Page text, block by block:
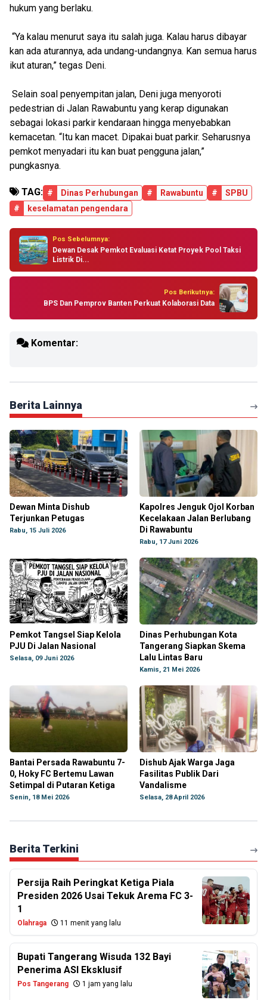
hukum yang berlaku.
“Ya kalau menurut saya itu salah juga. Kalau harus dibayar
kan ada aturannya, ada undang-undangnya. Kan semua harus
ikut aturan,” tegas Deni.
Selain soal penyempitan jalan, Deni juga menyoroti
pedestrian di Jalan Rawabuntu yang kerap digunakan
sebagai lokasi parkir kendaraan hingga menyebabkan
kemacetan. “Itu kan macet. Dipakai buat parkir. Seharusnya
pemkot menyadari itu kan buat pengguna jalan,”
pungkasnya.
TAG: # Dinas Perhubungan # Rawabuntu #
SPBU
#
keselamatan pengendara
Pos Sebelumnya:
Dewan Desak Pemkot Evaluasi Ketat Proyek Pool Taksi
Listrik Di...
Pos Berikutnya:
BPS Dan Pemprov Banten Perkuat Kolaborasi Data
Komentar:
Berita Lainnya
Dewan Minta Dishub
Terjunkan Petugas
Rabu, 15 Juli 2026
Kapolres Jenguk Ojol Korban
Kecelakaan Jalan Berlubang
Di Rawabuntu
Rabu, 17 Juni 2026
Pemkot Tangsel Siap Kelola
PJU Di Jalan Nasional
Selasa, 09 Juni 2026
Dinas Perhubungan Kota
Tangerang Siapkan Skema
Lalu Lintas Baru
Kamis, 21 Mei 2026
Bantai Persada Rawabuntu 7-
0, Hoky FC Bertemu Lawan
Setimpal di Putaran Ketiga
Senin, 18 Mei 2026
Dishub Ajak Warga Jaga
Fasilitas Publik Dari
Vandalisme
Selasa, 28 April 2026
Berita Terkini
Persija Raih Peringkat Ketiga Piala
Presiden 2026 Usai Tekuk Arema FC 3-
1
Olahraga 11 menit yang lalu
Bupati Tangerang Wisuda 132 Bayi
Penerima ASI Eksklusif
Pos Tangerang 1 jam yang lalu